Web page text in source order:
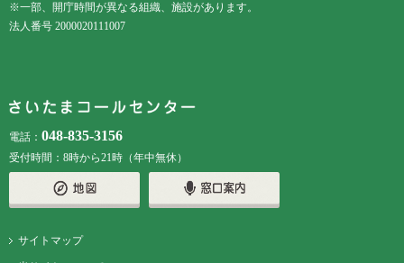
※一部、開庁時間が異なる組織、施設があります。
法人番号 2000020111007
電話： 048-835-3156
受付時間：8時から21時（年中無休）
サイトマップ